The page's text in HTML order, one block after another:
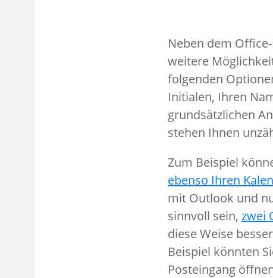
Neben dem
weitere
folgenden
Initialen, Ihren
grundsätzlichen
stehen Ihnen
Zum Beispiel
ebenso Ihren
mit Outlook und
sinnvoll sein, zwei
diese Weise
Beispiel könnten
Posteingang